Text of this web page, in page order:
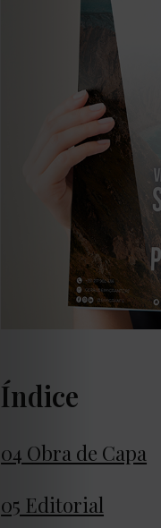
Índice
04 Obra de Capa
05 Editorial